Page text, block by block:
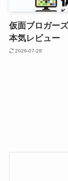
仮面ブロガー
本気レビュー
2026-07-28